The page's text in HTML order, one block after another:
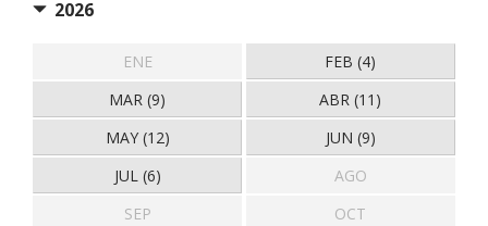
2026
ENE
FEB (4)
MAR (9)
ABR (11)
MAY (12)
JUN (9)
JUL (6)
AGO
SEP
OCT